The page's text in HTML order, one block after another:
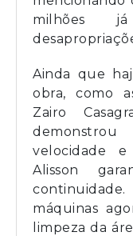
milhões
Ainda que
obra, como
Zairo
velocidade
Alisson
máquinas
limpeza da